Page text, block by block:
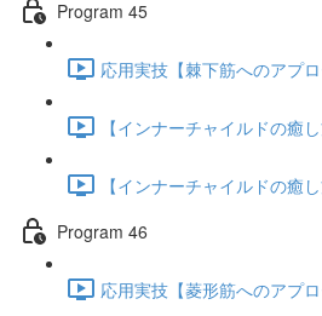
Program 45
応用実技【棘下筋へのアプ
【インナーチャイルドの癒
【インナーチャイルドの癒
Program 46
応用実技【菱形筋へのアプ